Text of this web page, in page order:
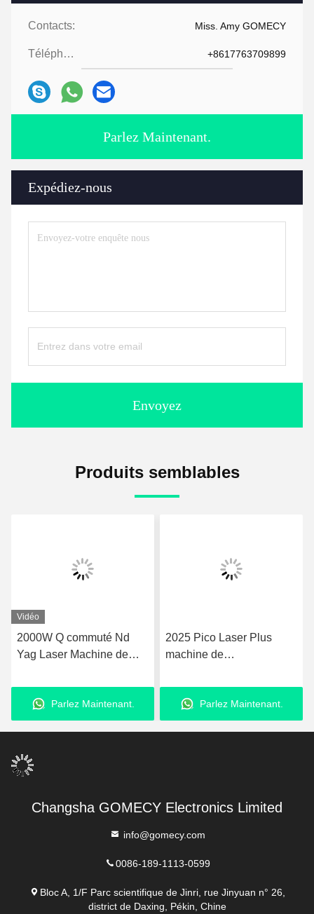
Contacts: Miss. Amy GOMECY
Téléphone: +8617763709899
Parlez Maintenant.
Expédiez-nous
Envoyez
Produits semblables
Vidéo
2000W Q commuté Nd
Yag Laser Machine de
Avec écran tactile LCD
Parlez Maintenant.
2025 Pico Laser Plus
machine de
Nd Yag Laser 755nm Pico
deuxième machine laser
Parlez Maintenant.
Changsha GOMECY Electronics Limited
info@gomecy.com
0086-189-1113-0599
Bloc A, 1/F Parc scientifique de Jinri, rue Jinyuan n° 26,
district de Daxing, Pékin, Chine